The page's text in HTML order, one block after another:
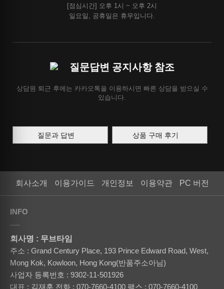
[점심시간] 오후 1시 ~ 오후 2시
일요일, 공휴일은 휴무입니다.
질문답변 공지사항 참조
상담원 퇴근 후에는 카카오톡을 이용하시면 빠른 상담을 받으실 수
있습니다.
질문과 답변 상품 구매 후기
회사소개 이용가이드 개인정보 이용약관 PC 버전
INFO
회사명 : 무브타임
주소 : Grand Century Place, 193 Prince Edward Road, West,
Mong Kok, Kowloon, Hong Kong(반품주소아님)
사업자 등록번호 : 9302-11-501926
대표 : 김재훈 전화 : 070-7660-4100 팩스 : 070-7660-4100